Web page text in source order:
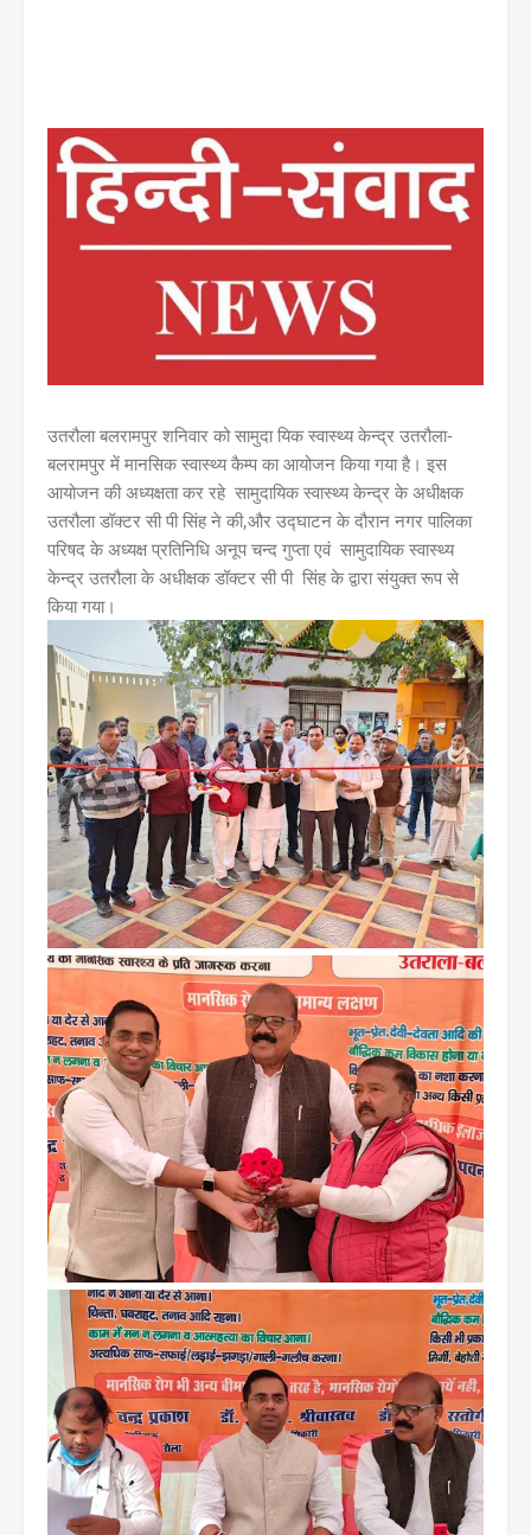
उतरौला बलरामपुर शनिवार को सामुदा यिक स्वास्थ्य केन्द्र उतरौला-
बलरामपुर में मानसिक स्वास्थ्य कैम्प का आयोजन किया गया है। इस
आयोजन की अध्यक्षता कर रहे सामुदायिक स्वास्थ्य केन्द्र के अधीक्षक
उतरौला डॉक्टर सी पी सिंह ने की,और उद्घाटन के दौरान नगर पालिका
परिषद के अध्यक्ष प्रतिनिधि अनूप चन्द गुप्ता एवं सामुदायिक स्वास्थ्य
केन्द्र उतरौला के अधीक्षक डॉक्टर सी पी सिंह के द्वारा संयुक्त रूप से
किया गया।